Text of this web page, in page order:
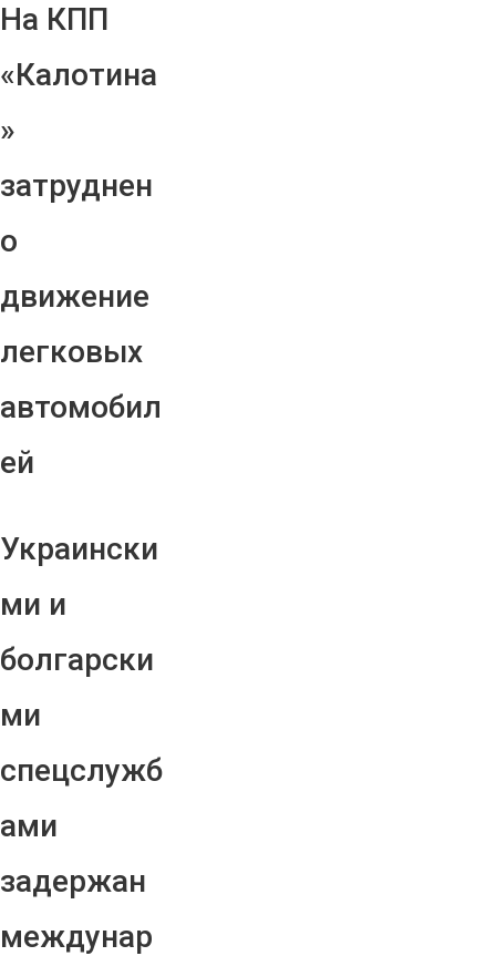
На КПП
«Калотина
»
затруднен
о
движение
легковых
автомобил
ей
Украински
ми и
болгарски
ми
спецслужб
ами
задержан
междунар